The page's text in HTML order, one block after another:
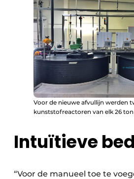
Voor de nieuwe afvullijn werden
kunststofreactoren van elk 26
Intuïtieve
“Voor de manueel toe te